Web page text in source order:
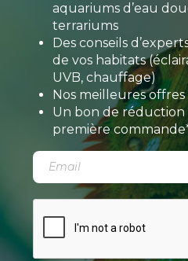
aquariums d’eau
terrariums
Des conseils
de vos habitats
UVB, chauffage)
Nos meilleures
Un bon de réduction
première